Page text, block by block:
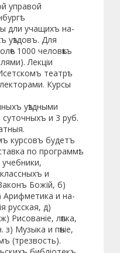
управой
дли учащихъ на­
уѣздовъ. Для
1000 человѣкъ
Лекціи
театрѣ
Курсы
уѣздными
и 3 руб.
курсовъ будетъ
по программѣ:
и
Божій, б)
Арифметика и на­
русская, д)
Рисованіе, лѣпка,
з) Музыка и пѣніе,
(трезвость).